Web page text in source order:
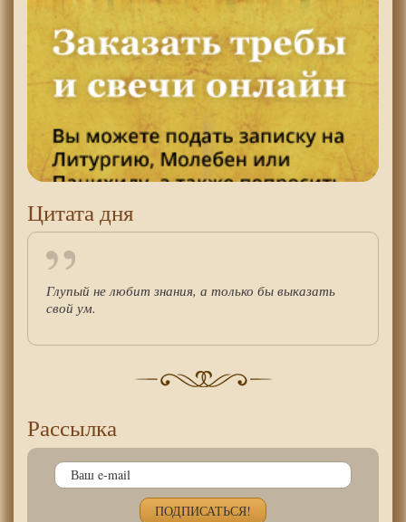
Цитата дня
Глупый не любит знания, а только бы выказать
свой ум.
Рассылка